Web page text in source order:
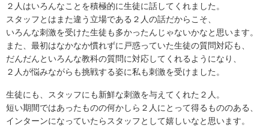
２人はいろんなことを積極的に生徒に話してくれました。
スタッフとはまた違う立場である２人の話だからこそ、
いろんな刺激を受けた生徒も多かったんじゃないかなと思います。
また、最初はなかなか慣れずに戸惑っていた生徒の質問対応も、
だんだんといろんな教科の質問に対応してくれるようになり、
２人が悩みながらも挑戦する姿に私も刺激を受けました。
生徒にも、スタッフにも新鮮な刺激を与えてくれた２人。
短い期間ではあったものの何かしら２人にとって得るもののある、
インターンになっていたらスタッフとして嬉しいなと思います。